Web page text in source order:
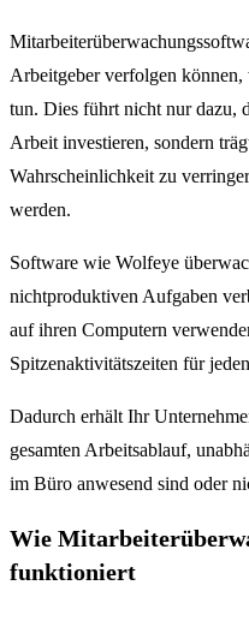
Arbeitgeber verfolgen
tun. Dies führt nicht nur dazu,
Arbeit investieren, sondern
Wahrscheinlichkeit zu
werden.
Software wie Wolfeye
nichtproduktiven Aufgaben
auf ihren Computern
Spitzenaktivitätszeiten für
Dadurch erhält Ihr
gesamten Arbeitsablauf,
im Büro anwesend sind oder
Wie
funktioniert